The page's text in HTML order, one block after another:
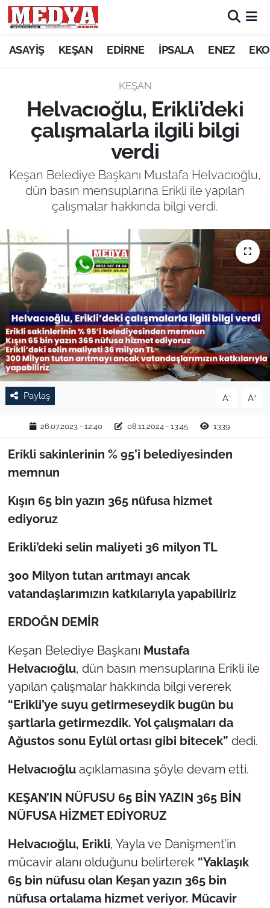
ASAYİŞ KEŞAN EDİRNE İPSALA ENEZ
KEŞAN
Helvacıoğlu, Erikli’deki
çalışmalarla ilgili bilgi
verdi
Keşan Belediye Başkanı Mustafa Helvacıoğlu,
dün basın mensuplarına Erikli ile yapılan
çalışmalar hakkında bilgi verdi.
Paylaş A- A+
26.07.2023 - 12:40 08.11.2024 - 13:45 1339
Erikli sakinlerinin % 95’i belediyesinden
memnun
Kışın 65 bin yazın 365 nüfusa hizmet
ediyoruz
Erikli’deki selin maliyeti 36 milyon TL
300 Milyon tutan arıtmayı ancak
vatandaşlarımızın katkılarıyla yapabiliriz
ERDOĞN DEMİR
Keşan Belediye Başkanı Mustafa
Helvacıoğlu, dün basın mensuplarına Erikli ile
yapılan çalışmalar hakkında bilgi vererek
“Erikli’ye suyu getirmeseydik bugün bu
şartlarla getirmezdik. Yol çalışmaları da
Ağustos sonu Eylül ortası gibi bitecek” dedi.
Helvacıoğlu açıklamasına şöyle devam etti.
KEŞAN’IN NÜFUSU 65 BİN YAZIN 365 BİN
NÜFUSA HİZMET EDİYORUZ
Helvacıoğlu, Erikli, Yayla ve Danişment’in
mücavir alanı olduğunu belirterek “Yaklaşık
65 bin nüfusu olan Keşan yazın 365 bin
nüfusa ortalama hizmet veriyor. Mücavir
KEŞAN
ASAYİŞ
SİYASET
GÜNDEM
EKONOMİ
SAĞLIK
EĞİTİM
TARIM VE HAYVANCILIK
KÜLTÜR SANAT
RESMİ İLAN
SPOR
TEKİRDAĞ
KIRKLARELİ
TÜRKİYE
Bölge
Genel
Politika
Flaş Haber
İş Dünyası
Bilim Teknoloji
English News